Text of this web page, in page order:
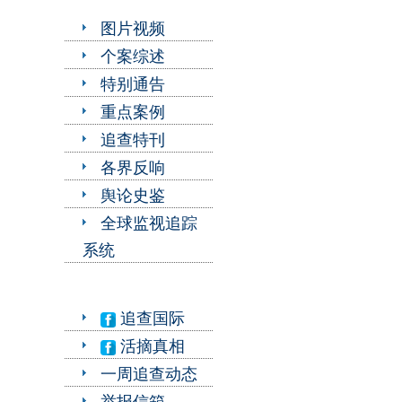
图片视频
个案综述
特别通告
重点案例
追查特刊
各界反响
舆论史鉴
全球监视追踪
系统
追查国际
活摘真相
一周追查动态